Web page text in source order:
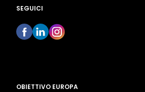
SEGUICI
OBIETTIVO EUROPA